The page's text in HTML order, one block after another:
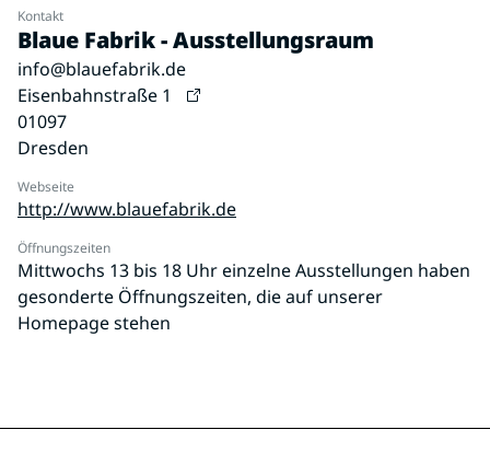
Kontakt
Blaue Fabrik - Ausstellungsraum
info@blauefabrik.de
Eisenbahnstraße 1
01097
Dresden
Webseite
http://www.blauefabrik.de
Öffnungszeiten
Mittwochs 13 bis 18 Uhr einzelne Ausstellungen haben
gesonderte Öffnungszeiten, die auf unserer
Homepage stehen